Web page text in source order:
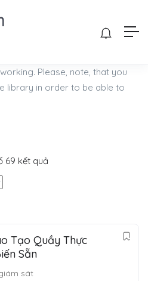
Please, note, that you
library in order to be able to
69 kết quả
Tạo Quầy Thực
Sẵn
sát